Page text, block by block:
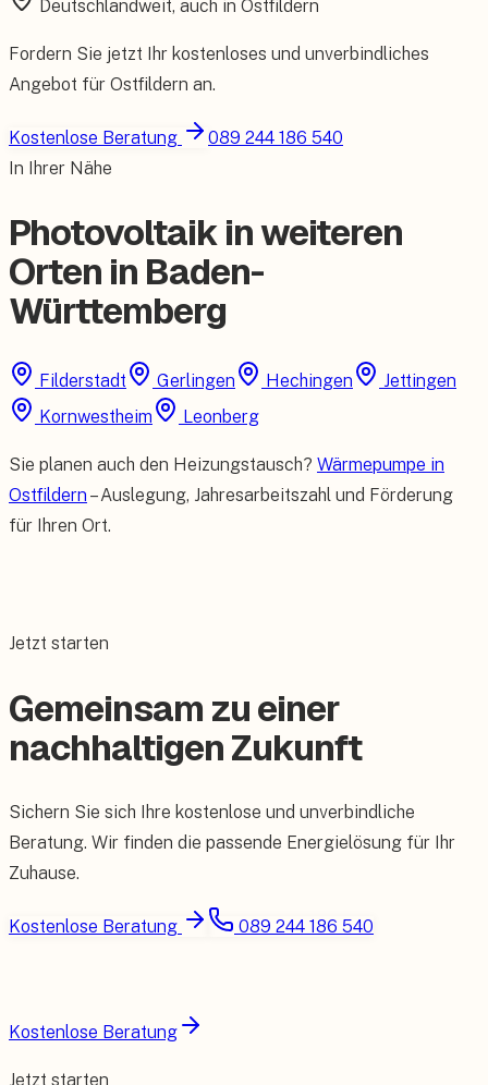
Deutschlandweit, auch in Ostfildern
Fordern Sie jetzt Ihr kostenloses und unverbindliches
Angebot für Ostfildern an.
Kostenlose Beratung
089 244 186 540
In Ihrer Nähe
Photovoltaik in weiteren
Orten in Baden-
Württemberg
Filderstadt Gerlingen Hechingen
Jettingen
Kornwestheim
Leonberg
Sie planen auch den Heizungstausch? Wärmepumpe in
Ostfildern – Auslegung, Jahresarbeitszahl und Förderung
für Ihren Ort.
Jetzt starten
Gemeinsam zu einer
nachhaltigen Zukunft
Sichern Sie sich Ihre kostenlose und unverbindliche
Beratung. Wir finden die passende Energielösung für Ihr
Zuhause.
Kostenlose Beratung 089 244 186 540
Kostenlose Beratung
Jetzt starten